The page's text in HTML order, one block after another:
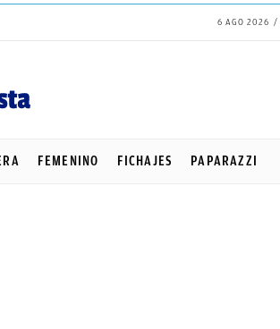
6 AGO 2026
FEMENINO FICHAJES PAPARAZZI